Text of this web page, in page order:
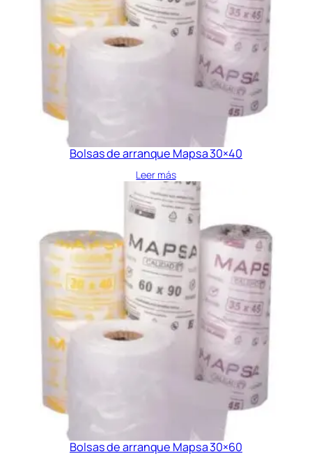
Bolsas de arranque Mapsa 30×40
Leer más
Bolsas de arranque Mapsa 30×60